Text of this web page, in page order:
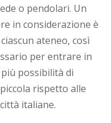
o pendolari. Un
in considerazione è
ateneo, così
per entrare in
possibilità di
rispetto alle
italiane.